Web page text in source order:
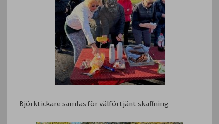
Björktickare samlas för välförtjänt skaffning